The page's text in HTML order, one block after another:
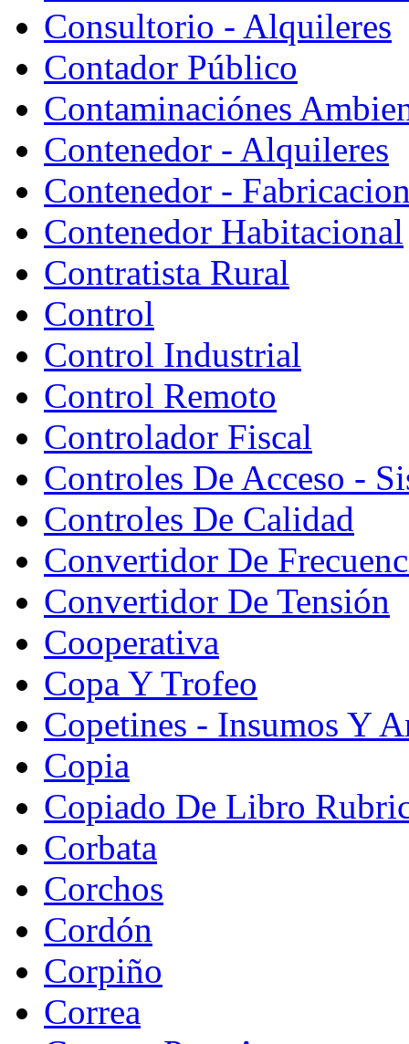
Consultorio - Alquileres
Contador Público
Contaminaciónes
Contenedor - Alquileres
Contenedor -
Contenedor Habitacional
Contratista Rural
Control
Control Industrial
Control Remoto
Controlador Fiscal
Controles De Acceso -
Controles De Calidad
Convertidor De
Convertidor De Tensión
Cooperativa
Copa Y Trofeo
Copetines - Insumos Y
Copia
Copiado De Libro
Corbata
Corchos
Cordón
Corpiño
Correa